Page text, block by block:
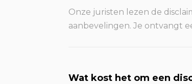
Onze juristen lezen de
aanbevelingen. Je ontvangt
Wat kost het om een